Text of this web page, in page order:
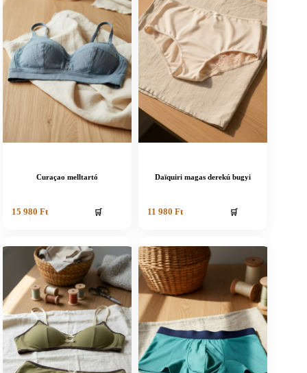
Curaçao melltartó
15 980 Ft 🛒
Daïquiri magas derekú bugyi
11 980Ft 🛒